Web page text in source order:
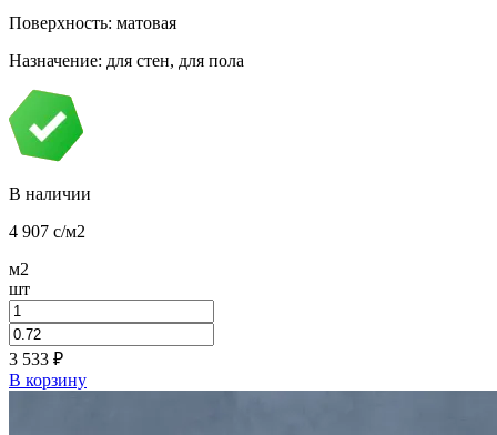
Поверхность: матовая
Назначение: для стен, для пола
В наличии
4 907 c/м2
м2
шт
3 533 ₽
В корзину